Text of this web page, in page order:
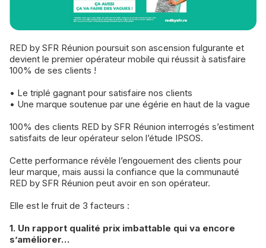
RED by SFR Réunion poursuit son ascension fulgurante et
devient le premier opérateur mobile qui réussit à satisfaire
100% de ses clients !
• Le triplé gagnant pour satisfaire nos clients
• Une marque soutenue par une égérie en haut de la vague
100% des clients RED by SFR Réunion interrogés s’estiment
satisfaits de leur opérateur selon l’étude IPSOS.
Cette performance révèle l’engouement des clients pour
leur marque, mais aussi la confiance que la communauté
RED by SFR Réunion peut avoir en son opérateur.
Elle est le fruit de 3 facteurs :
1. Un rapport qualité prix imbattable qui va encore
s’améliorer…